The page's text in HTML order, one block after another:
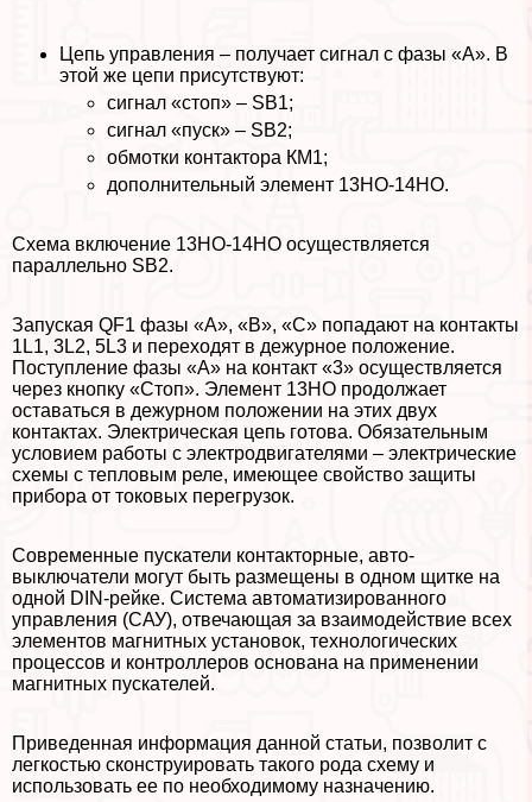
Цепь управления – получает сигнал с фазы «А». В
этой же цепи присутствуют:
сигнал «стоп» – SB1;
сигнал «пуск» – SB2;
обмотки контактора КМ1;
дополнительный элемент 13НО-14НО.
Схема включение 13НО-14НО осуществляется
параллельно SB2.
Запуская QF1 фазы «А», «В», «С» попадают на контакты
1L1, 3L2, 5L3 и переходят в дежурное положение.
Поступление фазы «А» на контакт «3» осуществляется
через кнопку «Стоп». Элемент 13НО продолжает
оставаться в дежурном положении на этих двух
контактах. Электрическая цепь готова. Обязательным
условием работы с электродвигателями – электрические
схемы с тепловым реле, имеющее свойство защиты
прибора от токовых перегрузок.
Современные пускатели контакторные, авто-
выключатели могут быть размещены в одном щитке на
одной DIN-рейке. Система автоматизированного
управления (САУ), отвечающая за взаимодействие всех
элементов магнитных установок, технологических
процессов и контроллеров основана на применении
магнитных пускателей.
Приведенная информация данной статьи, позволит с
легкостью сконструировать такого рода схему и
использовать ее по необходимому назначению.